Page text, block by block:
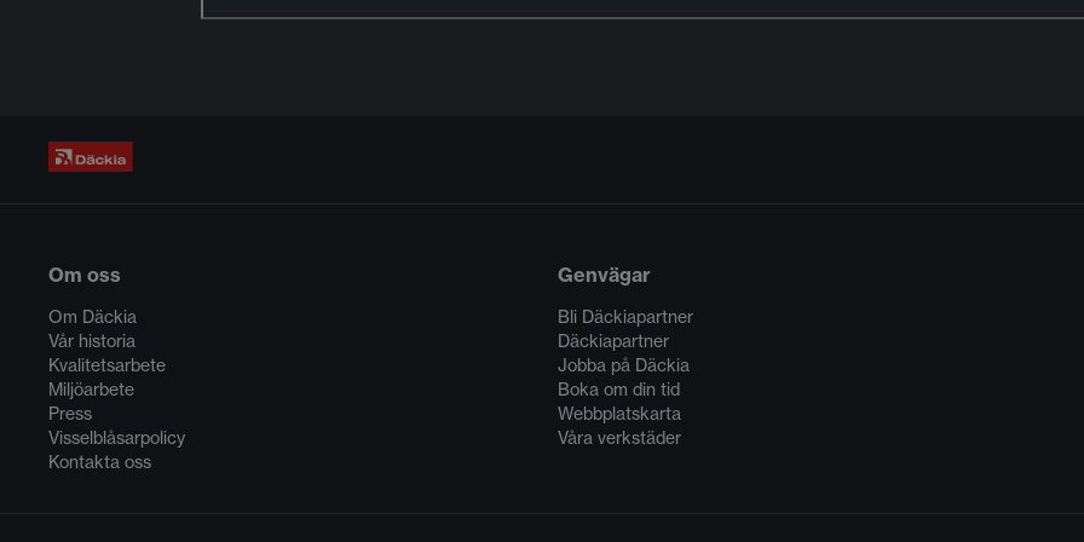
Om oss
Om Däckia
Vår historia
Kvalitetsarbete
Miljöarbete
Press
Visselblåsarpolicy
Kontakta oss
Genvägar
Bli Däckiapartner
Däckiapartner
Jobba på Däckia
Boka om din tid
Webbplatskarta
Våra verkstäder